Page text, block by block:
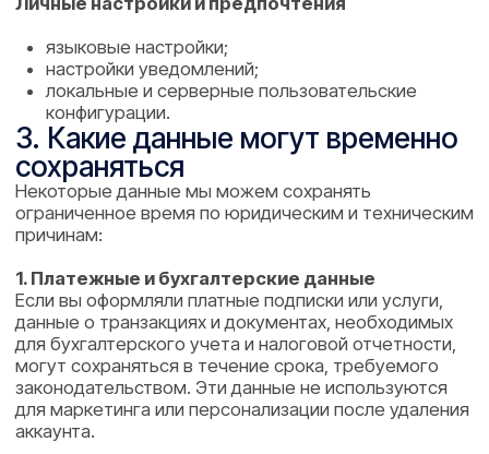
Мы можем сохранять агрегированные и
обезличенные данные (например, статистику
использования функций) без привязки к конкретному
аккаунту. Эти данные используются только для
аналитики и улучшения качества сервиса и не
позволяют идентифицировать конкретного
пользователя.
4. Сроки удаления
После отправки запроса на удаление аккаунта:
Удаление активных пользовательских данных
(аккаунт, аудио, транскрибации, саммари и т. д.)
выполняется в разумные сроки, обычно в
Данные в резервных копиях могут физически
сохраняться до их автоматического
перезаписывания. В этот период они недоступны
в обычных пользовательских сценариях и
используются только для восстановления
системы в случае аварийных ситуаций.
5. Контакты
По всем вопросам, связанным с удалением аккаунта
и данных, вы можете связаться с нами по адресу:
support@structuralabs.ru
Пожалуйста, укажите в письме, что ваш запрос